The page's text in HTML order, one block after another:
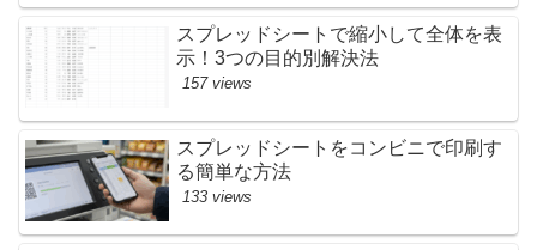
スプレッドシートで縮小して全体を表
示！3つの目的別解決法
157 views
スプレッドシートをコンビニで印刷す
る簡単な方法
133 views